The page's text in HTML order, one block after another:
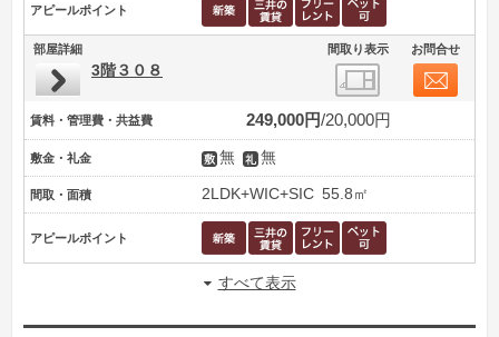
アピールポイント
部屋詳細 間取り表示 お問合せ
3階３０８
賃料・管理費・共益費 249,000円 20,000円
敷金・礼金 無 無
間取・面積 2LDK+WIC+SIC 55.8㎡
アピールポイント
すべて表示